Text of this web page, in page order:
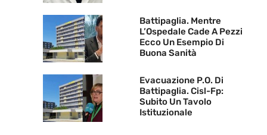
Battipaglia. Mentre
L’Ospedale Cade A Pezzi
Ecco Un Esempio Di
Buona Sanità
Evacuazione P.O. Di
Battipaglia. Cisl-Fp:
Subito Un Tavolo
Istituzionale